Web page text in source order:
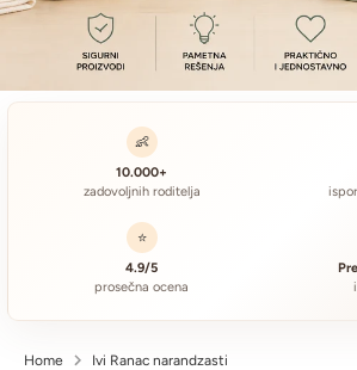
👶
10.000+
zadovoljnih roditelja
⭐
4.9/5
prosečna ocena
Home Ivi Ranac narandzasti